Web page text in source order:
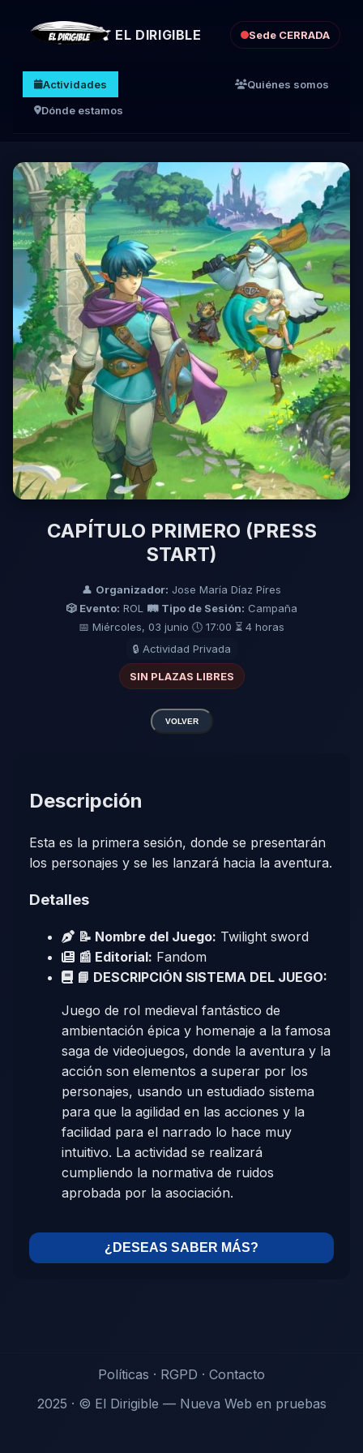
EL DIRIGIBLE Sede CERRADA
Actividades
Quiénes somos
Dónde estamos
CAPÍTULO PRIMERO (PRESS
START)
👤 Organizador: Jose María Díaz Píres
🎲 Evento: ROL 🛤️ Tipo de Sesión: Campaña
📅 Miércoles, 03 junio 🕔 17:00 ⏳ 4 horas
🔒 Actividad Privada
SIN PLAZAS LIBRES
VOLVER
Descripción
Esta es la primera sesión, donde se presentarán
los personajes y se les lanzará hacia la aventura.
Detalles
📝 Nombre del Juego: Twilight sword
📰 Editorial: Fandom
📘 DESCRIPCIÓN SISTEMA DEL JUEGO:
Juego de rol medieval fantástico de
ambientación épica y homenaje a la famosa
saga de videojuegos, donde la aventura y la
acción son elementos a superar por los
personajes, usando un estudiado sistema
para que la agilidad en las acciones y la
facilidad para el narrado lo hace muy
intuitivo. La actividad se realizará
cumpliendo la normativa de ruidos
aprobada por la asociación.
¿DESEAS SABER MÁS?
Políticas · RGPD · Contacto
2025 · © El Dirigible — Nueva Web en pruebas